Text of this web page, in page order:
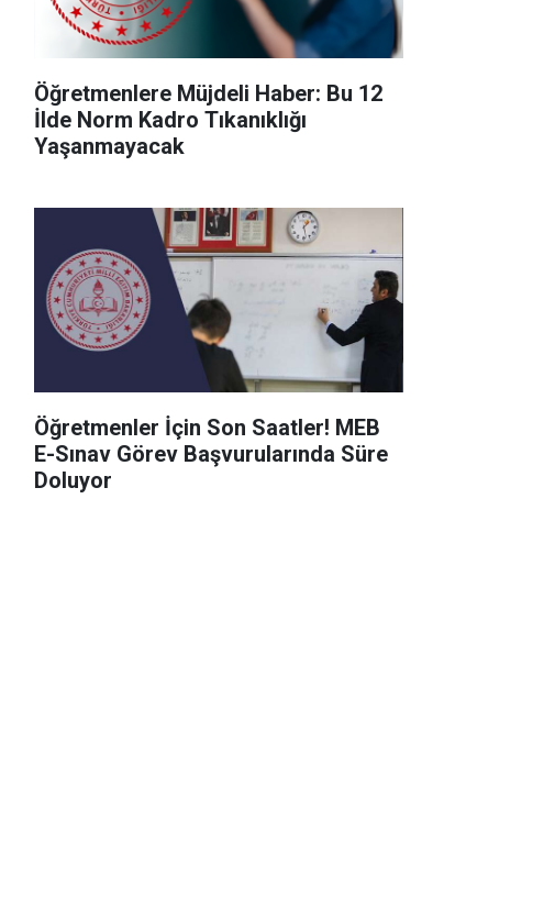
Öğretmenlere Müjdeli Haber: Bu 12
İlde Norm Kadro Tıkanıklığı
Yaşanmayacak
Öğretmenler İçin Son Saatler! MEB
E-Sınav Görev Başvurularında Süre
Doluyor